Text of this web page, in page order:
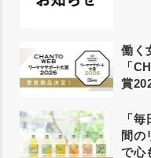
働く
「
賞
「
間の
で心